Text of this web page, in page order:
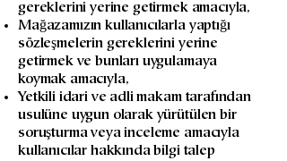
gereklerini yerine getirmek amacıyla,
Mağazamızın kullanıcılarla yaptığı
sözleşmelerin gereklerini yerine
getirmek ve bunları uygulamaya
koymak amacıyla,
Yetkili idari ve adli makam tarafından
usulüne uygun olarak yürütülen bir
soruşturma veya inceleme amacıyla
kullanıcılar hakkında bilgi talep